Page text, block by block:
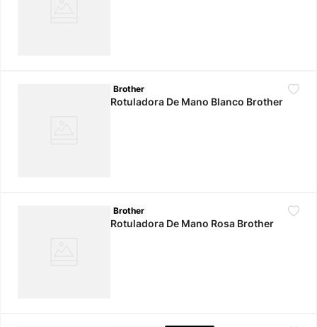
Brother
Rotuladora De Mano Blanco Brother
Brother
Rotuladora De Mano Rosa Brother